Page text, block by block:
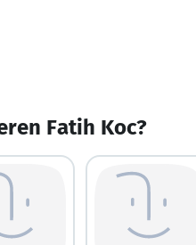
Fatih Koc?